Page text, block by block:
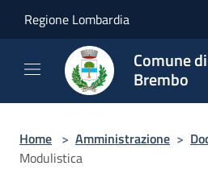
Regione Lombardia
Comune
Brembo
Home > Amministrazione >
Modulistica